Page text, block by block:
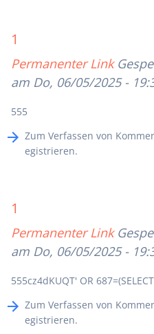
1
Permanenter Link
am Do, 06/05/2025 -
555
Zum Verfassen von
egistrieren.
1
Permanenter Link
am Do, 06/05/2025 -
555cz4dKUQT' OR
Zum Verfassen von
egistrieren.